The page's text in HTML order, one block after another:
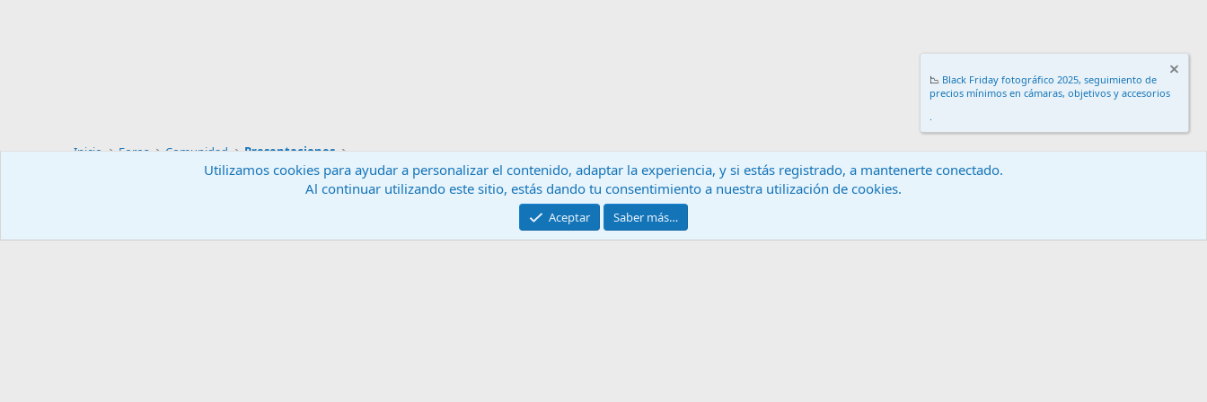
Inicio Foros Comunidad Presentaciones
Contáctanos Términos y reglas
Community platform by XenForo® © 2010-2024 XenForo Ltd.
📉 Black Friday fotográfico 2025, seguimiento de
precios mínimos en cámaras, objetivos y accesorios
.
Utilizamos cookies para ayudar a personalizar el contenido, adaptar la experiencia, y si estás registrado, a mantenerte conectado.
Al continuar utilizando este sitio, estás dando tu consentimiento a nuestra utilización de cookies.
Aceptar Saber más…